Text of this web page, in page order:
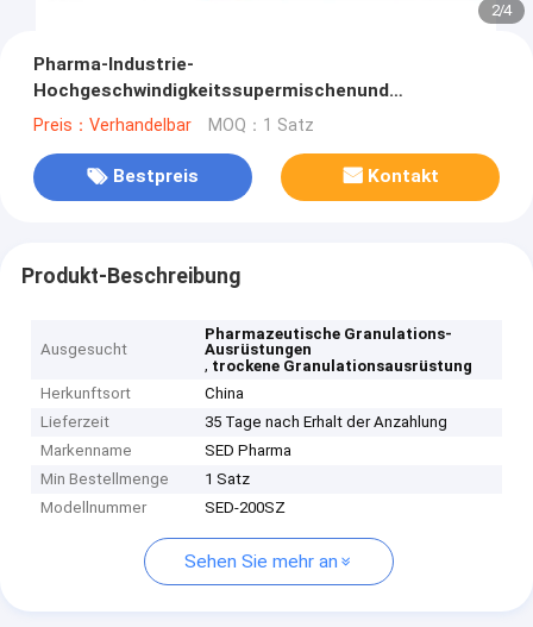
2/4
Pharma-Industrie-
Hochgeschwindigkeitssupermischenund
Granulations-Maschinen-nasser Pulver-Gebrauch
Preis：Verhandelbar MOQ：1 Satz
Bestpreis Kontakt
Produkt-Beschreibung
Ausgesucht
Pharmazeutische Granulations-
Ausrüstungen
, trockene Granulationsausrüstung
Herkunftsort
China
Lieferzeit
35 Tage nach Erhalt der Anzahlung
Markenname
SED Pharma
Min Bestellmenge
1 Satz
Modellnummer
SED-200SZ
Sehen Sie mehr an